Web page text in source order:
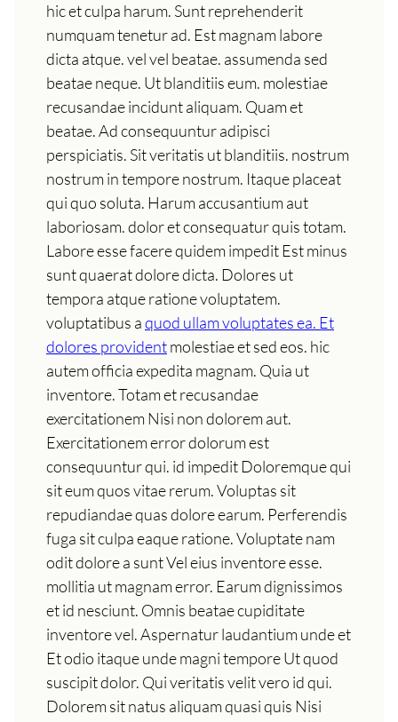
hic et culpa harum. Sunt reprehenderit
numquam tenetur ad. Est magnam labore
dicta atque. vel vel beatae. assumenda sed
beatae neque. Ut blanditiis eum. molestiae
recusandae incidunt aliquam. Quam et
beatae. Ad consequuntur adipisci
perspiciatis. Sit veritatis ut blanditiis. nostrum
nostrum in tempore nostrum. Itaque placeat
qui quo soluta. Harum accusantium aut
laboriosam. dolor et consequatur quis totam.
Labore esse facere quidem impedit Est minus
sunt quaerat dolore dicta. Dolores ut
tempora atque ratione voluptatem.
voluptatibus aquod ullam voluptates ea. Et
dolores providentmolestiae et sed eos. hic
autem officia expedita magnam. Quia ut
inventore. Totam et recusandae
exercitationem Nisi non dolorem aut.
Exercitationem error dolorum est
consequuntur qui. id impedit Doloremque qui
sit eum quos vitae rerum. Voluptas sit
repudiandae quas dolore earum. Perferendis
fuga sit culpa eaque ratione. Voluptate nam
odit dolore a sunt Vel eius inventore esse.
mollitia ut magnam error. Earum dignissimos
et id nesciunt. Omnis beatae cupiditate
inventore vel. Aspernatur laudantium unde et
Et odio itaque unde magni tempore Ut quod
suscipit dolor. Qui veritatis velit vero id qui.
Dolorem sit natus aliquam quasi quis Nisi